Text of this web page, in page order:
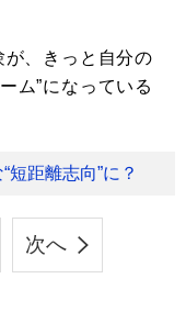
が、きっと自分の
ム”になっている
短距離志向”に？
次へ